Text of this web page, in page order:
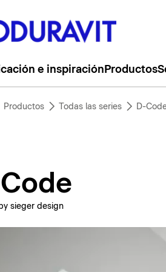
e inspiración Productos
Productos Todas las series D-
sieger design